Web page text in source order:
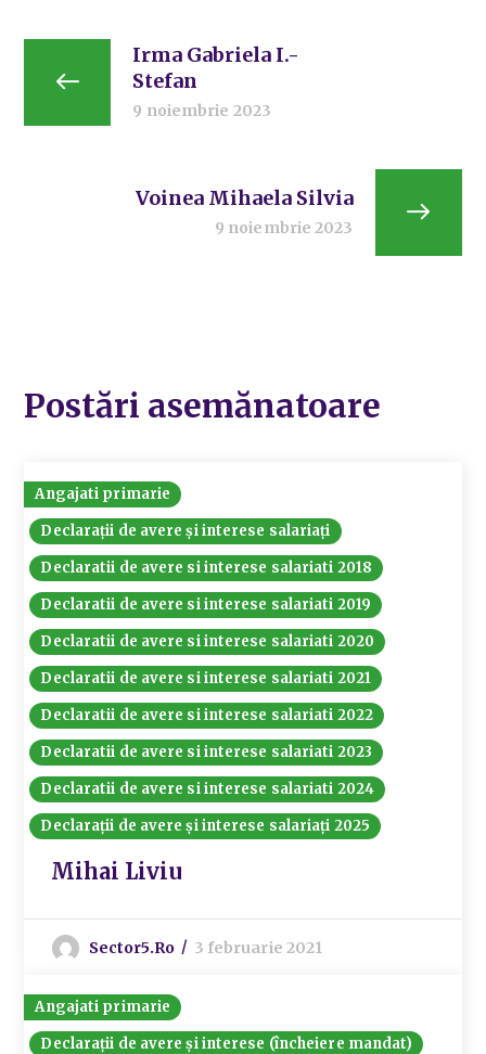
Irma Gabriela I.-
Stefan
9 noiembrie 2023
Voinea Mihaela Silvia
9 noiembrie 2023
Postări asemănatoare
Angajati primarie
Declarații de avere și interese salariați
Declaratii de avere si interese salariati 2018
Declaratii de avere si interese salariati 2019
Declaratii de avere si interese salariati 2020
Declaratii de avere si interese salariati 2021
Declaratii de avere si interese salariati 2022
Declaratii de avere si interese salariati 2023
Declaratii de avere si interese salariati 2024
Declarații de avere și interese salariați 2025
Mihai Liviu
Sector5.ro 3 februarie 2021
Angajati primarie
Declarații de avere și interese (încheiere mandat)